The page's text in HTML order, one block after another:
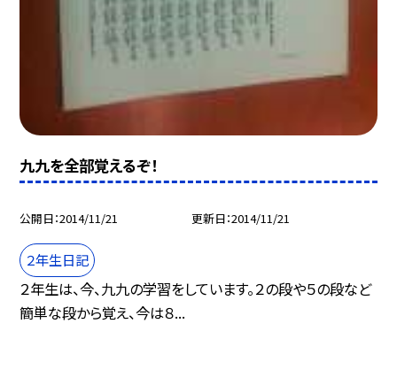
九九を全部覚えるぞ！
公開日 2014/11/21 更新日 2014/11/21
２年生日記
２年生は、今、九九の学習をしています。２の段や５の段など
簡単な段から覚え、今は８...